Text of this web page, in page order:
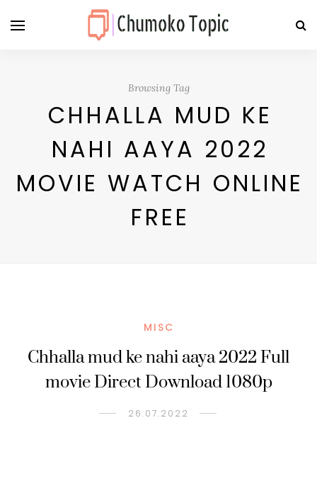
Browsing Tag
CHHALLA MUD KE
NAHI AAYA 2022
MOVIE WATCH ONLINE
FREE
MISC
Chhalla mud ke nahi aaya 2022 Full
movie Direct Download 1080p
26.07.2022